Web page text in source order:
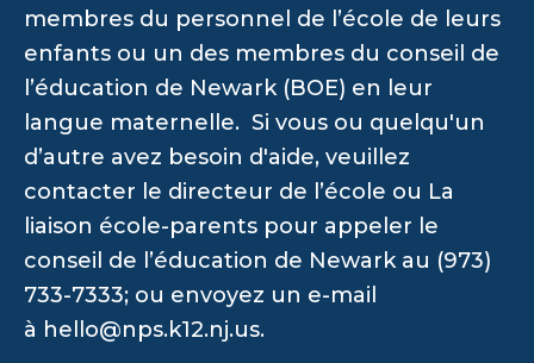
membres du personnel de l’école de leurs
enfants ou un des membres du conseil de
l’éducation de Newark (BOE) en leur
langue maternelle. Si vous ou quelqu'un
d’autre avez besoin d'aide, veuillez
contacter le directeur de l’école ou La
liaison école-parents pour appeler le
conseil de l’éducation de Newark au (973)
733-7333; ou envoyez un e-mail
à hello@nps.k12.nj.us.